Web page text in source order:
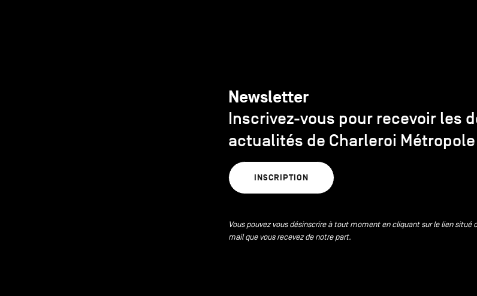
Newsletter
Inscrivez-vous pour recevoir les
actualités de Charleroi Métropole
INSCRIPTION
Vous pouvez vous désinscrire à tout moment en cliquant sur le lien situé
mail que vous recevez de notre part.